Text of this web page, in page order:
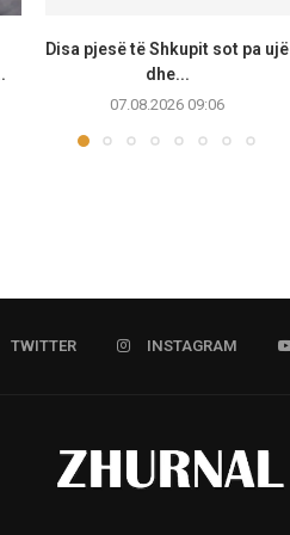
Disa pjesë të Shkupit sot pa ujë
dhe...
07.08.2026 09:06
TWITTER INSTAGRAM